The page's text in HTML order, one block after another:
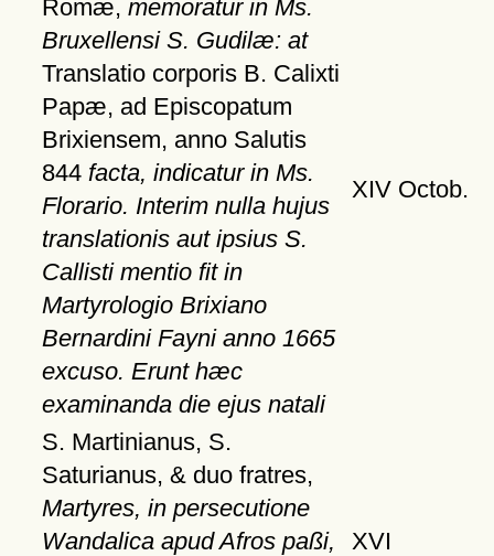
Romæ, memoratur in Ms.
Bruxellensi S. Gudilæ: at
Translatio corporis B. Calixti
Papæ, ad Episcopatum
Brixiensem, anno Salutis
844 facta, indicatur in Ms.
Florario. Interim nulla hujus
translationis aut ipsius S.
Callisti mentio fit in
Martyrologio Brixiano
Bernardini Fayni anno 1665
excuso. Erunt hæc
examinanda die ejus natali
XIV Octob.
S. Martinianus, S.
Saturianus, & duo fratres,
Martyres, in persecutione
Wandalica apud Afros paßi,
XVI